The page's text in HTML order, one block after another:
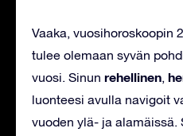
Vaaka, vuosihoroskoopin
tulee olemaan syvän
vuosi. Sinun rehellinen,
luonteesi avulla navigoit
vuoden ylä- ja alamäissä.